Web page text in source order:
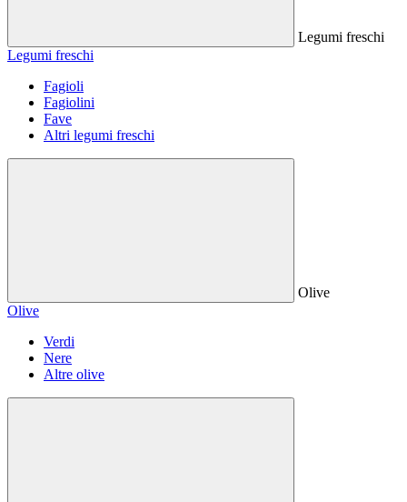
Legumi freschi
Legumi freschi
Fagioli
Fagiolini
Fave
Altri legumi freschi
Olive
Olive
Verdi
Nere
Altre olive